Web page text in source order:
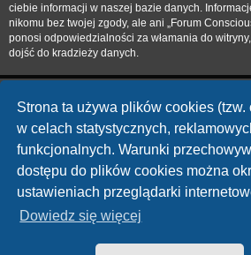
Strona ta używa plików cookies (tzw.
w celach statystycznych,
funkcjonalnych. Warunki
dostępu do plików cookies można
ustawieniach przeglądarki
Dowiedz się więcej
ciebie informacji w naszej bazie danych.
nikomu bez twojej zgody, ale ani „Forum
ponosi odpowiedzialności za włamania do
dojść do kradzieży danych.
FORUM
Technologię dostarczaphpBB
® Forum
Zasady ochrony danych osobowych